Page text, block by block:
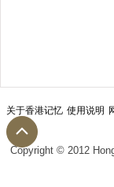
关于香港记忆 使用说明
Copyright © 2012